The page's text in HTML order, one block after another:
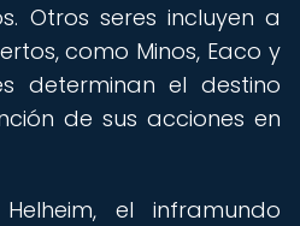
Otros seres incluyen a
como Minos, Eaco y
determinan el destino
de sus acciones en
el inframundo